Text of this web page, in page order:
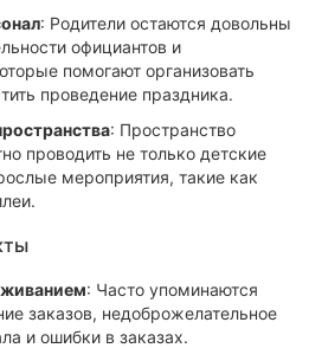
: Родители остаются довольны
официантов и
помогают организовать
проведение праздника.
: Пространство
проводить не только детские
мероприятия, такие как
: Часто упоминаются
заказов, недоброжелательное
и ошибки в заказах.